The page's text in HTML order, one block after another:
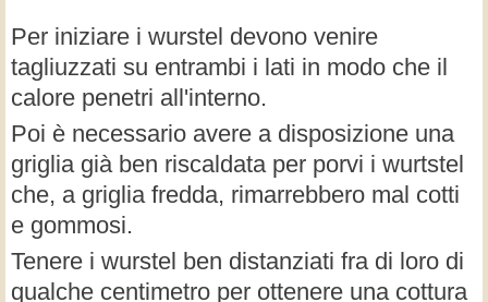
Per iniziare i wurstel devono venire
tagliuzzati su entrambi i lati in modo che il
calore penetri all'interno.
Poi è necessario avere a disposizione una
griglia già ben riscaldata per porvi i wurtstel
che, a griglia fredda, rimarrebbero mal cotti
e gommosi.
Tenere i wurstel ben distanziati fra di loro di
qualche centimetro per ottenere una cottura